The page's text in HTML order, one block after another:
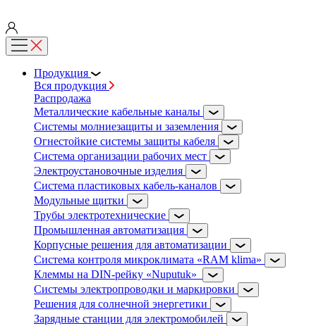
Продукция
Вся продукция
Распродажа
Металлические кабельные каналы
Системы молниезащиты и заземления
Огнестойкие системы защиты кабеля
Система организации рабочих мест
Электроустановочные изделия
Система пластиковых кабель-каналов
Модульные щитки
Трубы электротехнические
Промышленная автоматизация
Корпусные решения для автоматизации
Система контроля микроклимата «RAM klima»
Клеммы на DIN-рейку «Nuputuk»
Системы электропроводки и маркировки
Решения для солнечной энергетики
Зарядные станции для электромобилей